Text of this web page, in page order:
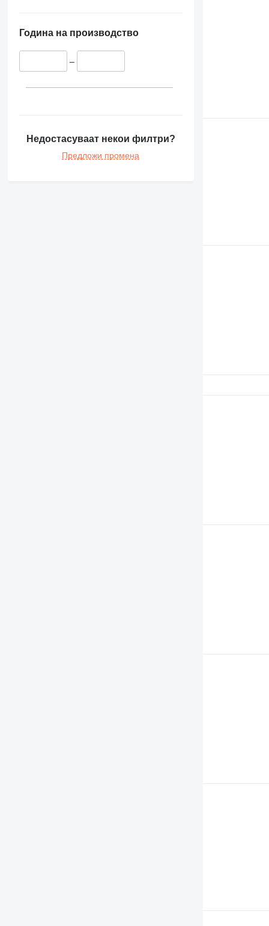
Година на производство
–
Недостасуваат некои филтри?
Предложи промена